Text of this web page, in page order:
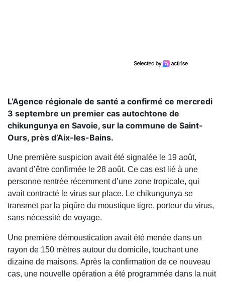
L’Agence régionale de santé a confirmé ce mercredi
3 septembre un premier cas autochtone de
chikungunya en Savoie, sur la commune de Saint-
Ours, près d’Aix-les-Bains.
Une première suspicion avait été signalée le 19 août,
avant d’être confirmée le 28 août. Ce cas est lié à une
personne rentrée récemment d’une zone tropicale, qui
avait contracté le virus sur place. Le chikungunya se
transmet par la piqûre du moustique tigre, porteur du virus,
sans nécessité de voyage.
Une première démoustication avait été menée dans un
rayon de 150 mètres autour du domicile, touchant une
dizaine de maisons. Après la confirmation de ce nouveau
cas, une nouvelle opération a été programmée dans la nuit